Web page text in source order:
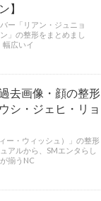
】
ー「リアン・ジュニョ
」の整形をまとめまし
幅広いイ
去画像・顔の整形
シ・ジェヒ・リョ
ー・ウィッシュ）」の整形
アルから、SMエンタらし
揃うNC